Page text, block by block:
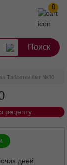
0
Таблетки 4мг №30
рецепту
дней.